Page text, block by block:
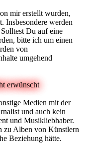
mir erstellt wurden,
Insbesondere werden
Du auf eine
bitte ich um einen
von
umgehend
erwünscht
Medien mit der
und auch kein
und Musikliebhaber.
zu Alben von Künstlern
Beziehung hätte.